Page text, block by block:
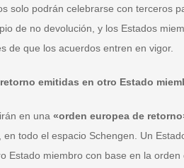
solo podrán celebrarse con terceros
de no devolución, y los Estados
de que los acuerdos entren en vigor.
emitidas en otro Estado
en una «orden europea de
todo el espacio Schengen. Un
Estado miembro con base en la